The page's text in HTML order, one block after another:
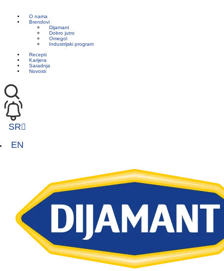
O nama
Brendovi
Dijamant
Dobro jutro
Omegol
Industrijski program
Recepti
Karijera
Saradnja
Novosti
SR
EN